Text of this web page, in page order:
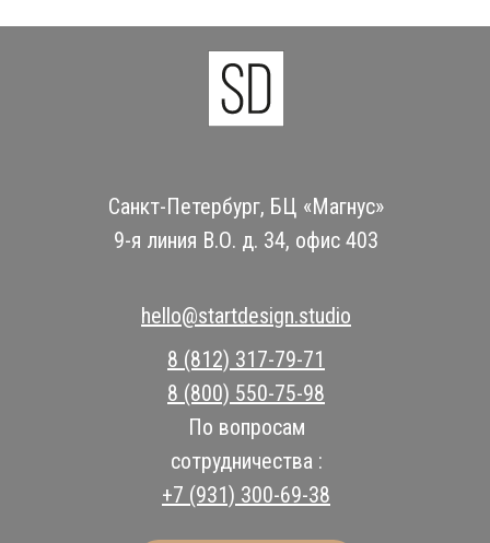
Санкт-Петербург, БЦ «Магнус»
9-я линия В.О. д. 34, офис 403
8 (812) 317-79-71
8 (800) 550-75-98
По вопросам
сотрудничества :
+7 (931) 300-69-38
hello@startdesign.studio